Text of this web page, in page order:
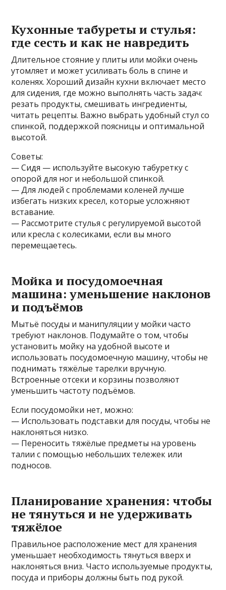
Кухонные табуреты и стулья:
где сесть и как не навредить
Длительное стояние у плиты или мойки очень
утомляет и может усиливать боль в спине и
коленях. Хороший дизайн кухни включает место
для сидения, где можно выполнять часть задач:
резать продукты, смешивать ингредиенты,
читать рецепты. Важно выбрать удобный стул со
спинкой, поддержкой поясницы и оптимальной
высотой.
Советы:
— Сидя — используйте высокую табуретку с
опорой для ног и небольшой спинкой.
— Для людей с проблемами коленей лучше
избегать низких кресел, которые усложняют
вставание.
— Рассмотрите стулья с регулируемой высотой
или кресла с колесиками, если вы много
перемещаетесь.
Мойка и посудомоечная
машина: уменьшение наклонов
и подъёмов
Мытьё посуды и манипуляции у мойки часто
требуют наклонов. Подумайте о том, чтобы
установить мойку на удобной высоте и
использовать посудомоечную машину, чтобы не
поднимать тяжёлые тарелки вручную.
Встроенные отсеки и корзины позволяют
уменьшить частоту подъёмов.
Если посудомойки нет, можно:
— Использовать подставки для посуды, чтобы не
наклоняться низко.
— Переносить тяжёлые предметы на уровень
талии с помощью небольших тележек или
подносов.
Планирование хранения: чтобы
не тянуться и не удерживать
тяжёлое
Правильное расположение мест для хранения
уменьшает необходимость тянуться вверх и
наклоняться вниз. Часто используемые продукты,
посуда и приборы должны быть под рукой.